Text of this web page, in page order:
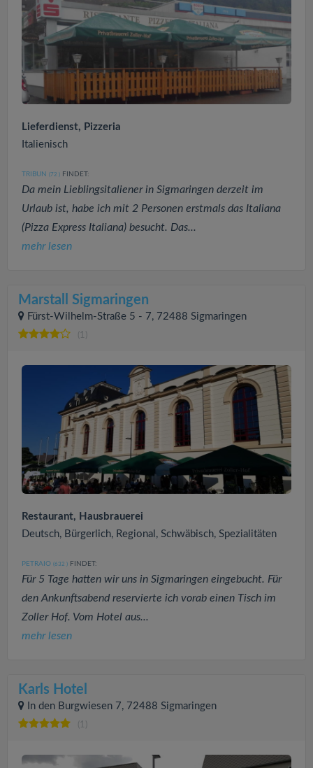
Lieferdienst, Pizzeria
Italienisch
TRIBUN (72 ) FINDET:
Da mein Lieblingsitaliener in Sigmaringen derzeit im
Urlaub ist, habe ich mit 2 Personen erstmals das Italiana
(Pizza Express Italiana) besucht. Das...
mehr lesen
Marstall Sigmaringen
Fürst-Wilhelm-Straße 5 - 7, 72488 Sigmaringen
(1)
Restaurant, Hausbrauerei
Deutsch, Bürgerlich, Regional, Schwäbisch, Spezialitäten
PETRAIO (632 ) FINDET:
Für 5 Tage hatten wir uns in Sigmaringen eingebucht. Für
den Ankunftsabend reservierte ich vorab einen Tisch im
Zoller Hof. Vom Hotel aus...
mehr lesen
Karls Hotel
In den Burgwiesen 7, 72488 Sigmaringen
(1)